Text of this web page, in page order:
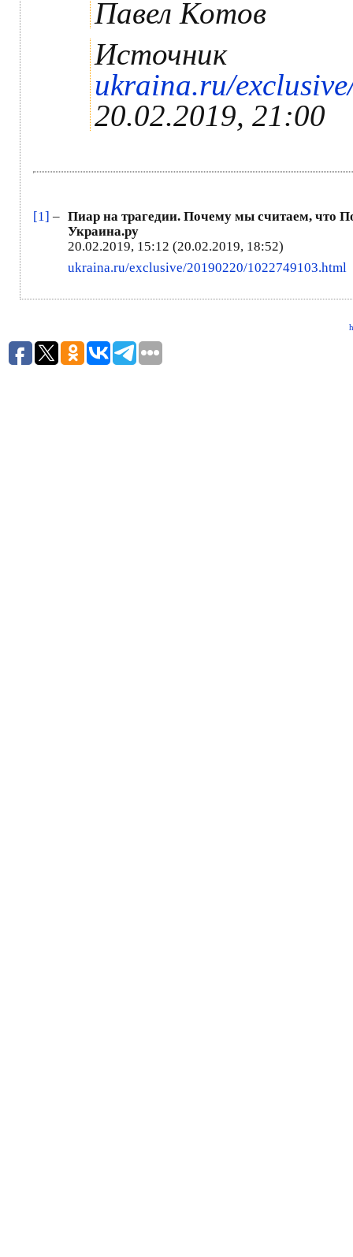
Павел Котов
Источник
ukraina.ru/
20.02.2019, 21:00
[1] – Пиар на трагедии. Почему мы считаем, что
Украина.ру
20.02.2019, 15:12 (20.02.2019, 18:52)
ukraina.ru/exclusive/20190220/1022749103.html